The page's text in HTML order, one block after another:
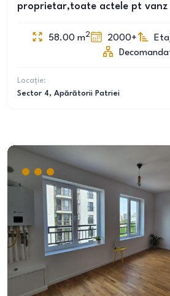
proprietar,toate actele pt vanz
58.00 m2 2000+
Locație:
Sector 4, Apărătorii Patriei